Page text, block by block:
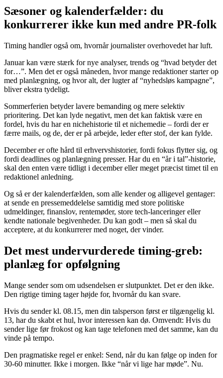
Sæsoner og kalenderfælder: du
konkurrerer ikke kun med andre PR-folk
Timing handler også om, hvornår journalister overhovedet har luft.
Januar kan være stærk for nye analyser, trends og “hvad betyder det
for…”. Men det er også måneden, hvor mange redaktioner starter op
med planlægning, og hvor alt, der lugter af “nyhedsløs kampagne”,
bliver ekstra tydeligt.
Sommerferien betyder lavere bemanding og mere selektiv
prioritering. Det kan lyde negativt, men det kan faktisk være en
fordel, hvis du har en nichehistorie til et nichemedie – fordi der er
færre mails, og de, der er på arbejde, leder efter stof, der kan fylde.
December er ofte hård til erhvervshistorier, fordi fokus flytter sig, og
fordi deadlines og planlægning presser. Har du en “år i tal”-historie,
skal den enten være tidligt i december eller meget præcist timet til en
redaktionel anledning.
Og så er der kalenderfælden, som alle kender og alligevel gentager:
at sende en pressemeddelelse samtidig med store politiske
udmeldinger, finanslov, rentemøder, store tech-lanceringer eller
kendte nationale begivenheder. Du kan godt – men så skal du
acceptere, at du konkurrerer med noget, der vinder.
Det mest undervurderede timing-greb:
planlæg for opfølgning
Mange sender som om udsendelsen er slutpunktet. Det er den ikke.
Den rigtige timing tager højde for, hvornår du kan svare.
Hvis du sender kl. 08.15, men din talsperson først er tilgængelig kl.
13, har du skabt et hul, hvor interessen kan dø. Omvendt: Hvis du
sender lige før frokost og kan tage telefonen med det samme, kan du
vinde på tempo.
Den pragmatiske regel er enkel: Send, når du kan følge op inden for
30-60 minutter. Ikke i morgen. Ikke “når vi lige har møde”. Nu.